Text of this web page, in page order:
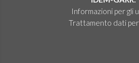
Informazioni per gli
Trattamento dati